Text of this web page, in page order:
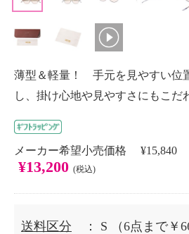
薄型＆軽量！ 手元を見やすい位
し、掛け心地や見やすさにもこだ
メーカー希望小売価格 ¥15,840
¥13,200 (税込)
送料区分 ： S
（6点まで￥